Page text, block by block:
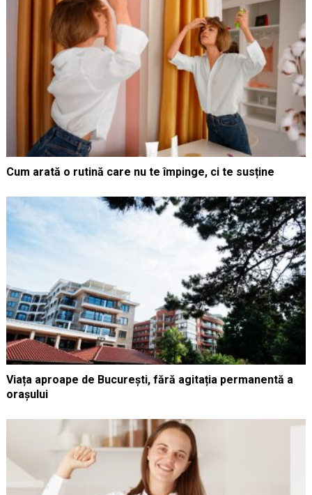
Cum arată o rutină care nu te împinge, ci te susține
Viața aproape de București, fără agitația permanentă a
orașului